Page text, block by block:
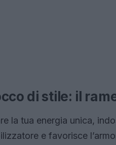
di stile: il
la tua energia unica,
e favorisce